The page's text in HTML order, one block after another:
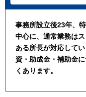
事務所設立後23年、
中心に、通常業務は
ある所長が対応して
資・助成金・補助金
くあります。